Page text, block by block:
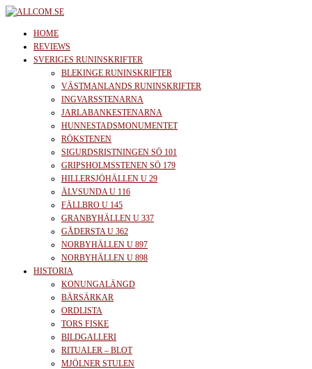
Skip
content
allcom.se
News | Reviews | History
HOME
REVIEWS
SVERIGES RUNINSKRIFTER
BLEKINGE RUNINSKRIFTER
VÄSTMANLANDS RUNINSKRIFTER
INGVARSSTENARNA
JARLABANKESTENARNA
HUNNESTADSMONUMENTET
RÖKSTENEN
SIGURDSRISTNINGEN SÖ 101
GRIPSHOLMSSTENEN SÖ 179
HILLERSJÖHÄLLEN U 29
ÄLVSUNDA U 116
FÄLLBRO U 145
GRANBYHÄLLEN U 337
GÅDERSTA U 362
NORBYHÄLLEN U 897
NORBYHÄLLEN U 898
HISTORIA
KONUNGALÄNGD
BÄRSÄRKAR
ORDLISTA
TORS FISKE
BILDGALLERI
RITUALER – BLOT
MJÖLNER STULEN